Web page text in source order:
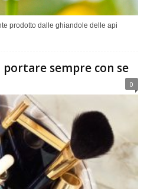
prodotto dalle ghiandole delle api
sempre con se
0